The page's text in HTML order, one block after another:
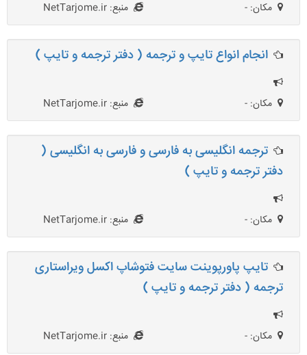
مکان: - منبع: NetTarjome.ir
انجام انواع تایپ و ترجمه ( دفتر ترجمه و تایپ )
مکان: - منبع: NetTarjome.ir
ترجمه انگلیسی به فارسی و فارسی به انگلیسی (
دفتر ترجمه و تایپ )
مکان: - منبع: NetTarjome.ir
تایپ پاورپوینت سایت فتوشاپ اکسل ویراستاری
ترجمه ( دفتر ترجمه و تایپ )
مکان: - منبع: NetTarjome.ir